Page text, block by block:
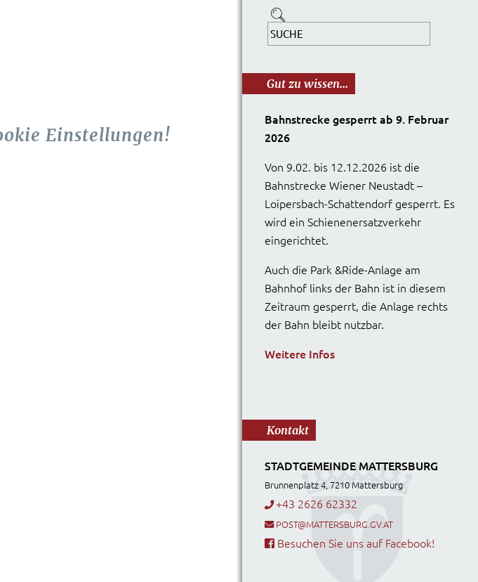
Einstellungen!
Gut zu wissen...
Bahnstrecke gesperrt ab 9. Februar
2026
Von 9.02. bis 12.12.2026 ist die
Bahnstrecke Wiener Neustadt –
Loipersbach-Schattendorf gesperrt. Es
wird ein Schienenersatzverkehr
eingerichtet.
Auch die Park &Ride-Anlage am
Bahnhof links der Bahn ist in diesem
Zeitraum gesperrt, die Anlage rechts
der Bahn bleibt nutzbar.
Weitere Infos
Kontakt
STADTGEMEINDE MATTERSBURG
Brunnenplatz 4, 7210 Mattersburg
+43 2626 62332
POST@MATTERSBURG.GV.AT
Besuchen Sie uns auf Facebook!